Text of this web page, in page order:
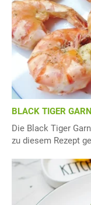
BLACK TIGER
Die Black Tiger
zu diesem Rezept